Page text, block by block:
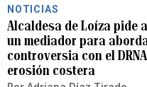
NOTICIAS
Alcaldesa de Loíza pide
un mediador para
controversia con el
erosión costera